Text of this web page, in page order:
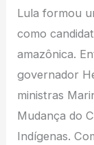
Lula formou
como
amazônica.
governador
ministras
Mudança do
Indígenas.